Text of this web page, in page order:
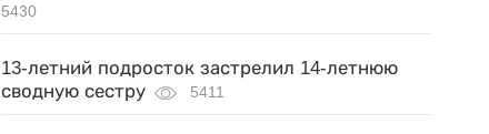
5430
13-летний подросток застрелил 14-летнюю
сводную сестру
5411